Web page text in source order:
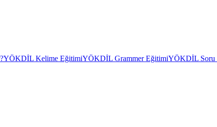
YÖKDİL Kelime EğitimiYÖKDİL Grammer EğitimiYÖKDİL Soru